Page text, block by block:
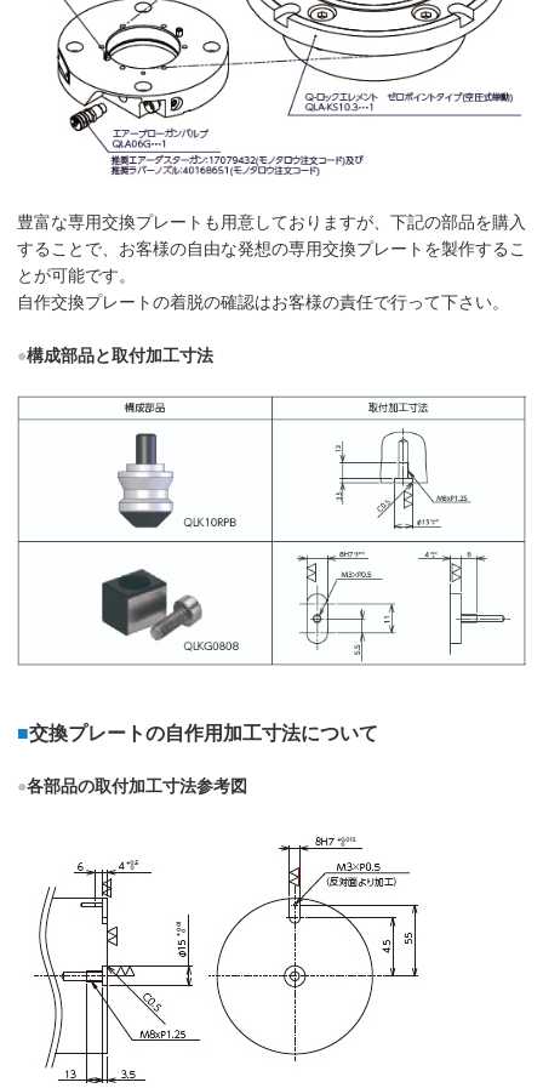
豊富な専用交換プレートも用意しておりますが、下記の部品を購入
することで、お客様の自由な発想の専用交換プレートを製作するこ
とが可能です。
自作交換プレートの着脱の確認はお客様の責任で行って下さい。
●構成部品と取付加工寸法
■交換プレートの自作用加工寸法について
●各部品の取付加工寸法参考図